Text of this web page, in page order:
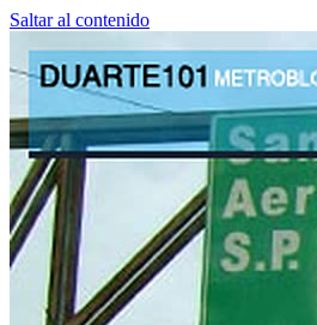
Saltar al contenido